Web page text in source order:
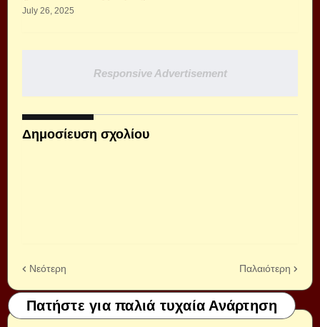
July 26, 2025
Responsive Advertisement
Δημοσίευση σχολίου
Νεότερη Παλαιότερη
Πατήστε για παλιά τυχαία Ανάρτηση